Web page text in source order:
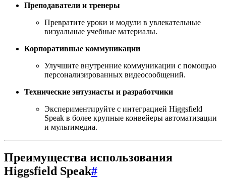
Преподаватели и тренеры
Превратите уроки и модули в увлекательные
визуальные учебные материалы.
Корпоративные коммуникации
Улучшите внутренние коммуникации с помощью
персонализированных видеосообщений.
Технические энтузиасты и разработчики
Экспериментируйте с интеграцией Higgsfield
Speak в более крупные конвейеры автоматизации
и мультимедиа.
Преимущества использования
Higgsfield Speak#